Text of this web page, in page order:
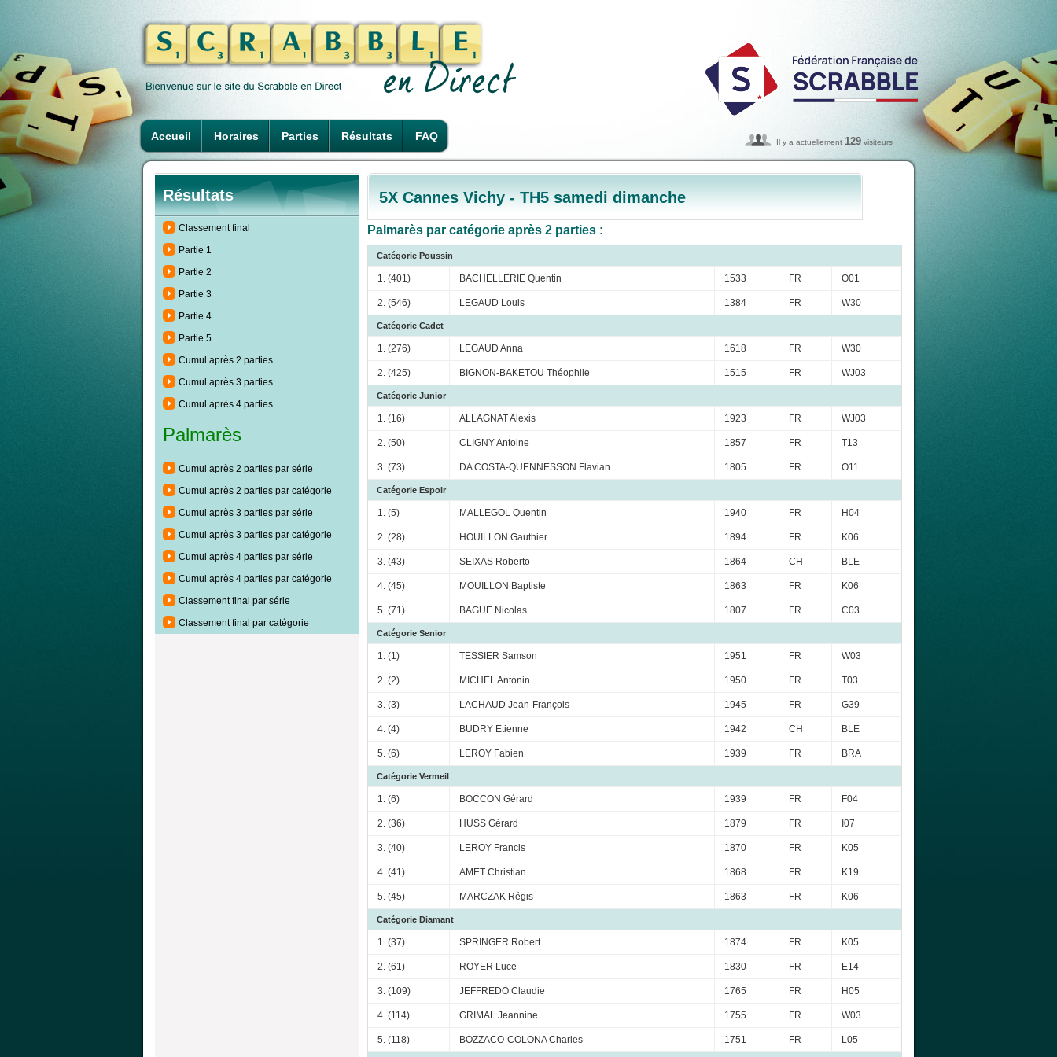
Accueil Horaires Parties Résultats FAQ Il y a actuellement 129 visiteurs
Résultats
Classement final
Partie 1
Partie 2
Partie 3
Partie 4
Partie 5
Cumul après 2 parties
Cumul après 3 parties
Cumul après 4 parties
Palmarès
Cumul après 2 parties par série
Cumul après 2 parties par catégorie
Cumul après 3 parties par série
Cumul après 3 parties par catégorie
Cumul après 4 parties par série
Cumul après 4 parties par catégorie
Classement final par série
Classement final par catégorie
5X Cannes Vichy - TH5 samedi dimanche
Palmarès par catégorie après 2 parties :
Catégorie Poussin
1. (401) BACHELLERIE Quentin 1533 FR O01
2. (546) LEGAUD Louis 1384 FR W30
Catégorie Cadet
1. (276) LEGAUD Anna 1618 FR W30
2. (425) BIGNON-BAKETOU Théophile 1515 FR WJ03
Catégorie Junior
1. (16) ALLAGNAT Alexis 1923 FR WJ03
2. (50) CLIGNY Antoine 1857 FR T13
3. (73) DA COSTA-QUENNESSON Flavian 1805 FR O11
Catégorie Espoir
1. (5) MALLEGOL Quentin 1940 FR H04
2. (28) HOUILLON Gauthier 1894 FR K06
3. (43) SEIXAS Roberto 1864 CH BLE
4. (45) MOUILLON Baptiste 1863 FR K06
5. (71) BAGUE Nicolas 1807 FR C03
Catégorie Senior
1. (1) TESSIER Samson 1951 FR W03
2. (2) MICHEL Antonin 1950 FR T03
3. (3) LACHAUD Jean-François 1945 FR G39
4. (4) BUDRY Etienne 1942 CH BLE
5. (6) LEROY Fabien 1939 FR BRA
Catégorie Vermeil
1. (6) BOCCON Gérard 1939 FR F04
2. (36) HUSS Gérard 1879 FR I07
3. (40) LEROY Francis 1870 FR K05
4. (41) AMET Christian 1868 FR K19
5. (45) MARCZAK Régis 1863 FR K06
Catégorie Diamant
1. (37) SPRINGER Robert 1874 FR K05
2. (61) ROYER Luce 1830 FR E14
3. (109) JEFFREDO Claudie 1765 FR H05
4. (114) GRIMAL Jeannine 1755 FR W03
5. (118) BOZZACO-COLONA Charles 1751 FR L05